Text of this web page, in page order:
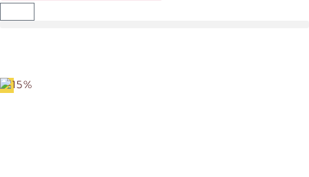
-15%